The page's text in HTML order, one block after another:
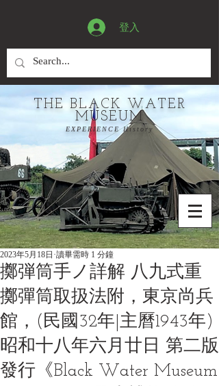
登入
THE BLACK WATER
MUSEUM
EXPERIENCE History
擲弾筒手ノ詳解 八九式重
擲彈筒取扱法附，東京尚兵
館，(民國32年|主曆1943年)
昭和十八年六月廿日 第二版
發行《Black Water Museum
2023年5月18日 讀畢需時 1 分鐘